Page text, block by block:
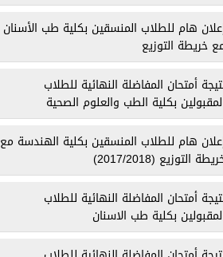
هام للطلاب المنسقين بكلية طب الأسنان
خريطة التوزيع
أمتحان المفاضلة النهائية للطلاب
بكلية الطب والعلوم الصحية
هام للطلاب المنسقين بكلية الهندسة مع
التوزيع (2017/2018)
أمتحان المفاضلة النهائية للطلاب
بكلية طب الاسنان